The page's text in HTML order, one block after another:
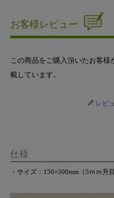
お客様レビュー
この商品をご購入頂いたお客様
載しています。
レビ
仕様
・サイズ：150×300mm（5ｍｍ升目